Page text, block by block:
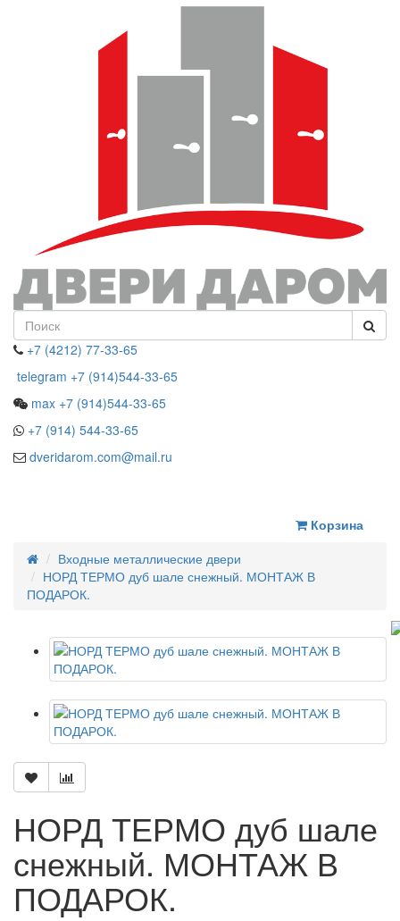
+7 (4212) 77-33-65
telegram +7 (914)544-33-65
max +7 (914)544-33-65
+7 (914) 544-33-65
dveridarom.com@mail.ru
Корзина
Входные металлические двери
НОРД ТЕРМО дуб шале снежный. МОНТАЖ В
ПОДАРОК.
НОРД ТЕРМО дуб шале
снежный. МОНТАЖ В
ПОДАРОК.